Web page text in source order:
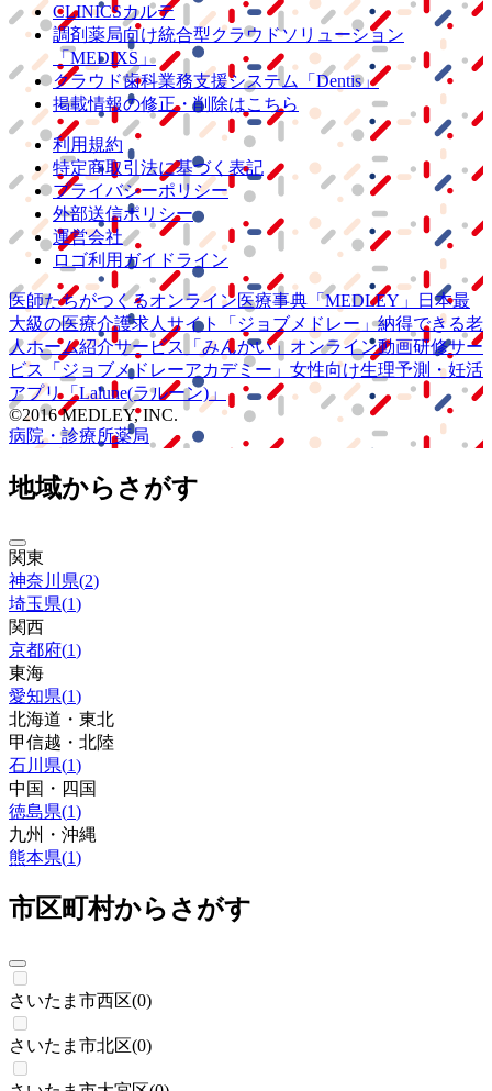
CLINICSカルテ
調剤薬局向け統合型クラウドソリューション
「MEDIXS」
クラウド歯科業務支援システム
「Dentis」
掲載情報の修正・削除はこちら
利用規約
特定商取引法に基づく表記
プライバシーポリシー
外部送信ポリシー
運営会社
ロゴ利用ガイドライン
医師たちがつくるオンライン医療事典 「MEDLEY」
日本最
大級の医療介護求人サイト 「ジョブメドレー」納得できる老
人ホーム紹介サービス
「みんかい」 オンライン動画研修サー
ビス
「ジョブメドレーアカデミー」 女性向け生理予測・妊活
アプリ「Lalune(ラルーン)」
©2016 MEDLEY, INC.
病院・診療所薬局
地域からさがす
関東
神奈川県(2)
埼玉県(1)
関西
京都府(1)
東海
愛知県(1)
北海道・東北
甲信越・北陸
石川県(1)
中国・四国
徳島県(1)
九州・沖縄
熊本県(1)
市区町村からさがす
さいたま市西区(0)
さいたま市北区(0)